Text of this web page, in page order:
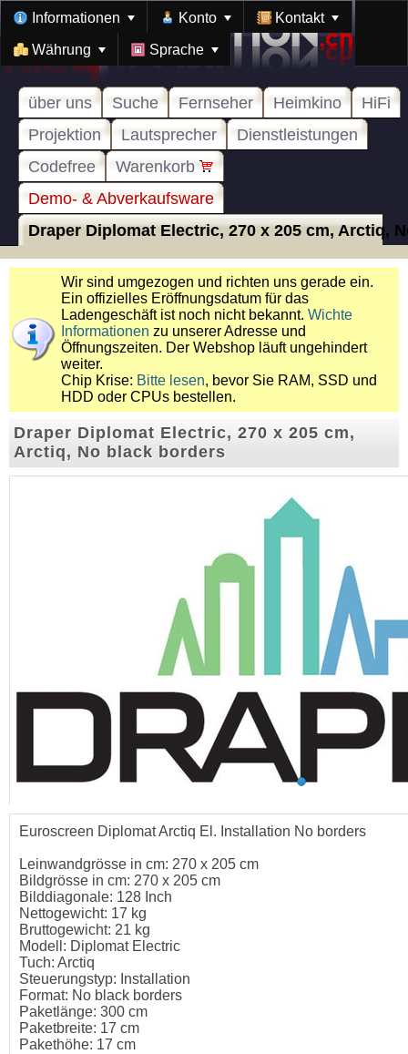
Informationen Konto Kontakt
Währung Sprache
über uns Suche Fernseher Heimkino
HiFi
Projektion
Lautsprecher
Dienstleistungen
Codefree
Warenkorb
Demo- & Abverkaufsware
Draper Diplomat Electric, 270 x 205 cm, Arctiq,
Wir sind umgezogen und richten uns gerade ein.
Ein offizielles Eröffnungsdatum für das
Ladengeschäft ist noch nicht bekannt. Wichte
Informationen zu unserer Adresse und
Öffnungszeiten. Der Webshop läuft ungehindert
weiter.
Chip Krise: Bitte lesen, bevor Sie RAM, SSD und
HDD oder CPUs bestellen.
Draper Diplomat Electric, 270 x 205 cm,
Arctiq, No black borders
Euroscreen Diplomat Arctiq El. Installation No borders
Leinwandgrösse in cm: 270 x 205 cm
Bildgrösse in cm: 270 x 205 cm
Bilddiagonale: 128 Inch
Nettogewicht: 17 kg
Bruttogewicht: 21 kg
Modell: Diplomat Electric
Tuch: Arctiq
Steuerungstyp: Installation
Format: No black borders
Paketlänge: 300 cm
Paketbreite: 17 cm
Pakethöhe: 17 cm